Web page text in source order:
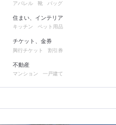
アパレル 靴 バッグ
住まい、インテリア
キッチン ペット用品
チケット、金券
興行チケット 割引券
不動産
マンション 一戸建て